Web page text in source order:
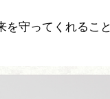
を守ってくれるこ